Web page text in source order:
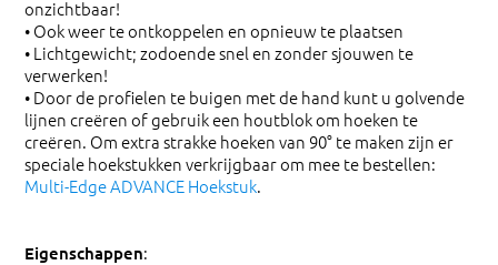
onzichtbaar!
• Ook weer te ontkoppelen en opnieuw te plaatsen
• Lichtgewicht; zodoende snel en zonder sjouwen te
verwerken!
• Door de profielen te buigen met de hand kunt u golvende
lijnen creëren of gebruik een houtblok om hoeken te
creëren. Om extra strakke hoeken van 90° te maken zijn er
speciale hoekstukken verkrijgbaar om mee te bestellen:
Multi-Edge ADVANCE Hoekstuk.
Eigenschappen: